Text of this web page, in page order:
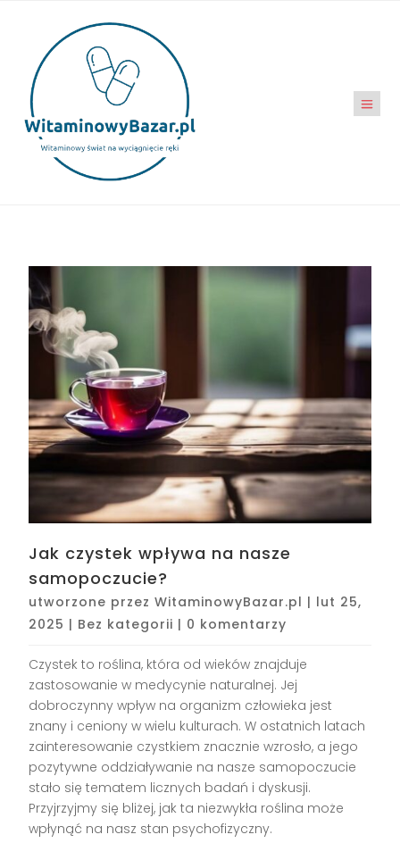
Jak czystek wpływa na nasze
samopoczucie?
utworzone przezWitaminowyBazar.pl | lut 25,
2025 | Bez kategorii | 0 komentarzy
Czystek to roślina, która od wieków znajduje
zastosowanie w medycynie naturalnej. Jej
dobroczynny wpływ na organizm człowieka jest
znany i ceniony w wielu kulturach. W ostatnich latach
zainteresowanie czystkiem znacznie wzrosło, a jego
pozytywne oddziaływanie na nasze samopoczucie
stało się tematem licznych badań i dyskusji.
Przyjrzyjmy się bliżej, jak ta niezwykła roślina może
wpłynąć na nasz stan psychofizyczny.